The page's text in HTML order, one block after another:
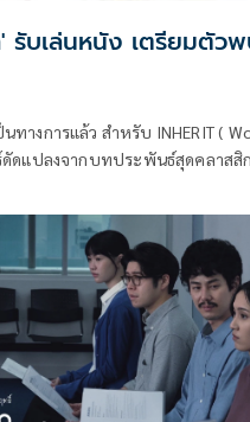
รับเล่นหนัง เตรียมตัว
ทางการแล้ว สำหรับ INHERIT (
ย โต้ง-บรรจง ปิสัญธนะกูล ร่วมโปร
าวงศ์ บทภาพยนตร์ โต้ง-บรรจง ปิสั
เวฟ-ธรรมสถิตย์ เจริญฤทธิชัย, เต๋อ-ฉันทวิชช์ ธนะเสวี